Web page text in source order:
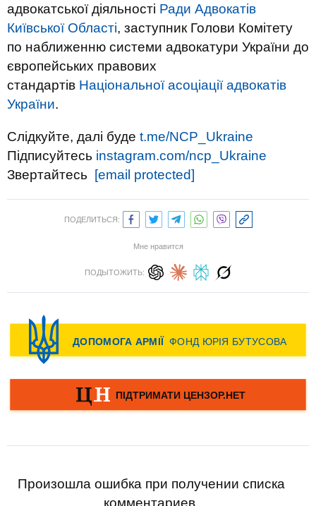
адвокатської діяльності Ради Адвокатів
Київської Області, заступник Голови Комітету
по наближенню системи адвокатури України до
європейських правових
стандартів Національної асоціації адвокатів
України.
Слідкуйте, далі буде t.me/NCP_Ukraine
Підписуйтесь instagram.com/ncp_Ukraine
Звертайтесь [email protected]
ПОДЕЛИТЬСЯ:
Мне нравится
ПОДЫТОЖИТЬ:
Произошла ошибка при получении списка
комментариев.